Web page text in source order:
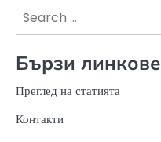
Search
Бързи линкове
Преглед на статията
Контакти